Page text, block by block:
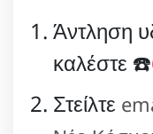
Άντληση
καλέστε ☎️
Στείλτε